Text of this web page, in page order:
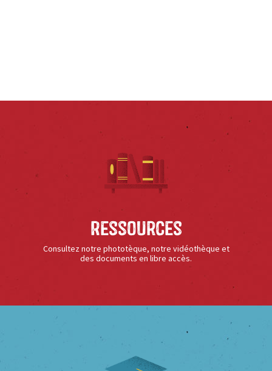
Ressources
Consultez notre phototèque, notre vidéothèque et
des documents en libre accès.